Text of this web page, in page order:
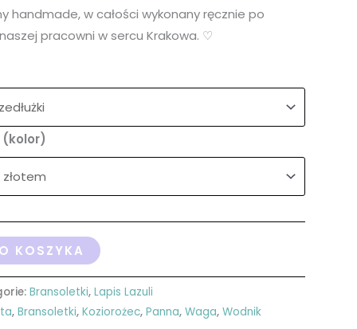
handmade, w całości wykonany ręcznie po
pracowni w sercu Krakowa. ♡
(kolor)
KOSZYKA
Bransoletki, Lapis Lazuli
, Bransoletki, Koziorożec, Panna, Waga, Wodnik